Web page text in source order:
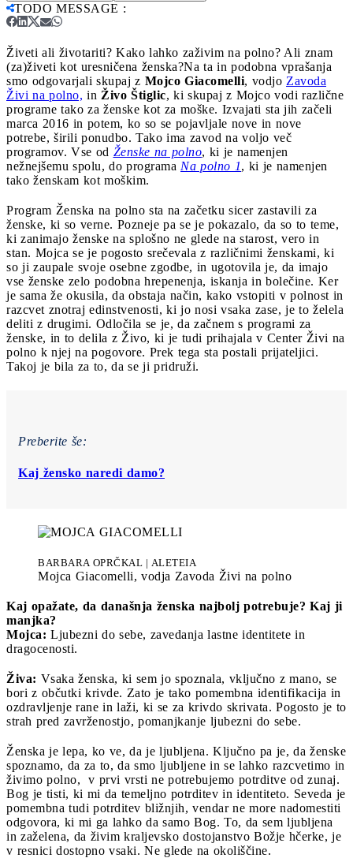
TODO MESSAGE :
Živeti ali životariti? Kako lahko zaživim na polno? Ali znam
(za)živeti kot uresničena ženska?Na ta in podobna vprašanja
smo odgovarjali skupaj z Mojco Giacomelli, vodjo Zavoda
Živi na polno, in Živo Štiglic, ki skupaj z Mojco vodi različne
programe tako za ženske kot za moške. Izvajati sta jih začeli
marca 2016 in potem, ko so se pojavljale nove in nove
potrebe, širili ponudbo. Tako ima zavod na voljo več
programov. Vse od Ženske na polno, ki je namenjen
nežnejšemu spolu, do programa Na polno 1, ki je namenjen
tako ženskam kot moškim.
Program Ženska na polno sta na začetku sicer zastavili za
ženske, ki so verne. Pozneje pa se je pokazalo, da so to teme,
ki zanimajo ženske na splošno ne glede na starost, vero in
stan. Mojca se je pogosto srečevala z različnimi ženskami, ki
so ji zaupale svoje osebne zgodbe, in ugotovila je, da imajo
vse ženske zelo podobna hrepenenja, iskanja in bolečine. Ker
je sama že okusila, da obstaja način, kako vstopiti v polnost in
razcvet znotraj edinstvenosti, ki jo nosi vsaka zase, je to želela
deliti z drugimi. Odločila se je, da začnem s programi za
ženske, in to delila z Živo, ki je tudi prihajala v Center Živi na
polno k njej na pogovore. Prek tega sta postali prijateljici.
Takoj je bila za to, da se ji pridruži.
Preberite še:
Kaj žensko naredi damo?
BARBARA OPRČKAL | ALETEIA
Mojca Giacomelli, vodja Zavoda Živi na polno
Kaj opažate, da današnja ženska najbolj potrebuje? Kaj ji
manjka?
Mojca: Ljubezni do sebe, zavedanja lastne identitete in
dragocenosti.
Živa: Vsaka ženska, ki sem jo spoznala, vključno z mano, se
bori z občutki krivde. Zato je tako pomembna identifikacija in
ozdravljenje rane in laži, ki se za krivdo skrivata. Pogosto je to
strah pred zavrženostjo, pomanjkanje ljubezni do sebe.
Ženska je lepa, ko ve, da je ljubljena. Ključno pa je, da ženske
spoznamo, da za to, da smo ljubljene in se lahko razcvetimo in
živimo polno, v prvi vrsti ne potrebujemo potrditve od zunaj.
Bog je tisti, ki mi da temeljno potrditev in identiteto. Seveda je
pomembna tudi potrditev bližnjih, vendar ne more nadomestiti
odgovora, ki mi ga lahko da samo Bog. To, da sem ljubljena
in zaželena, da živim kraljevsko dostojanstvo Božje hčerke, je
v resnici dostopno vsaki. Ne glede na okoliščine.